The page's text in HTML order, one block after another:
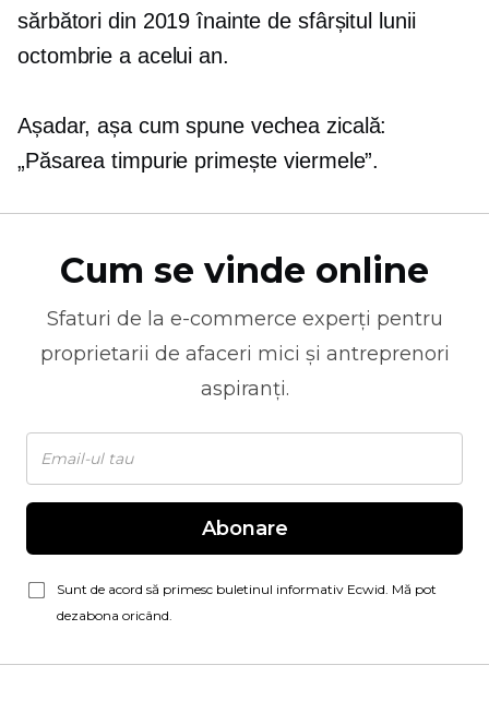
sărbători din 2019 înainte de sfârșitul lunii
octombrie a acelui an.
Așadar, așa cum spune vechea zicală:
„Păsarea timpurie primește viermele”.
Cum se vinde online
Sfaturi de la e-commerce experți pentru
proprietarii de afaceri mici și antreprenori
aspiranți.
Abonare
Sunt de acord să primesc buletinul informativ Ecwid. Mă pot
dezabona oricând.